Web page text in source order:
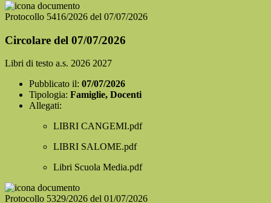
Protocollo 5416/2026 del 07/07/2026
Circolare del 07/07/2026
Libri di testo a.s. 2026 2027
Pubblicato il: 07/07/2026
Tipologia: Famiglie, Docenti
Allegati:
LIBRI CANGEMI.pdf
LIBRI SALOME.pdf
Libri Scuola Media.pdf
Protocollo 5329/2026 del 01/07/2026